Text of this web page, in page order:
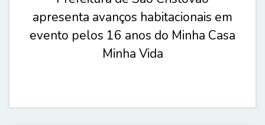
apresenta avanços habitacionais em
evento pelos 16 anos do Minha Casa
Minha Vida